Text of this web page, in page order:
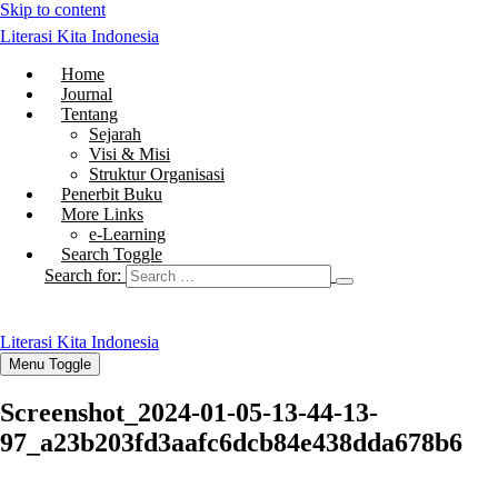
Skip to content
Literasi Kita Indonesia
Home
Journal
Tentang
Sejarah
Visi & Misi
Struktur Organisasi
Penerbit Buku
More Links
e-Learning
Search Toggle
Search for:
Literasi Kita Indonesia
Menu Toggle
Screenshot_2024-01-05-13-44-13-
97_a23b203fd3aafc6dcb84e438dda678b6